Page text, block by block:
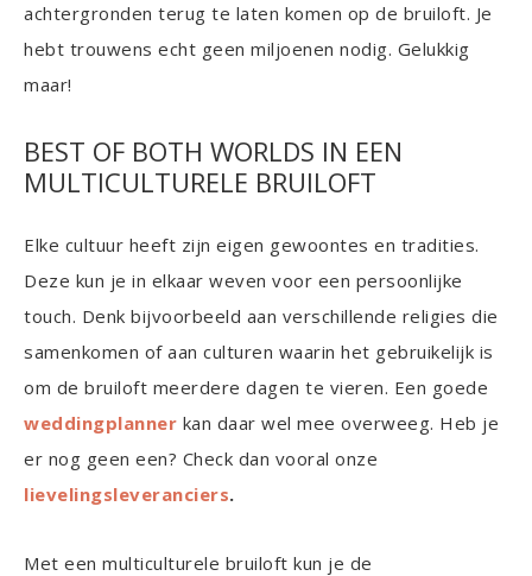
achtergronden terug te laten komen op de bruiloft. Je
hebt trouwens echt geen miljoenen nodig. Gelukkig
maar!
BEST OF BOTH WORLDS IN EEN
MULTICULTURELE BRUILOFT
Elke cultuur heeft zijn eigen gewoontes en tradities.
Deze kun je in elkaar weven voor een persoonlijke
touch. Denk bijvoorbeeld aan verschillende religies die
samenkomen of aan culturen waarin het gebruikelijk is
om de bruiloft meerdere dagen te vieren. Een goede
weddingplanner kan daar wel mee overweeg. Heb je
er nog geen een? Check dan vooral onze
lievelingsleveranciers.
Met een multiculturele bruiloft kun je de